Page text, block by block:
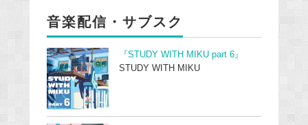
音楽配信・サブスク
『STUDY WITH MIKU part 6』
STUDY WITH MIKU